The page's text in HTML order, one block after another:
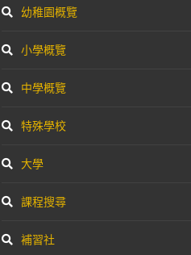
幼稚園概覽
小學概覽
中學概覽
特殊學校
大學
課程搜尋
補習社